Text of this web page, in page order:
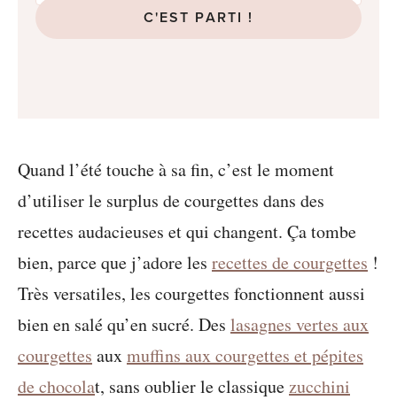
C'EST PARTI !
Quand l’été touche à sa fin, c’est le moment
d’utiliser le surplus de courgettes dans des
recettes audacieuses et qui changent. Ça tombe
bien, parce que j’adore les recettes de courgettes !
Très versatiles, les courgettes fonctionnent aussi
bien en salé qu’en sucré. Des lasagnes vertes aux
courgettes auxmuffins aux courgettes et pépites
de chocolat, sans oublier le classiquezucchini